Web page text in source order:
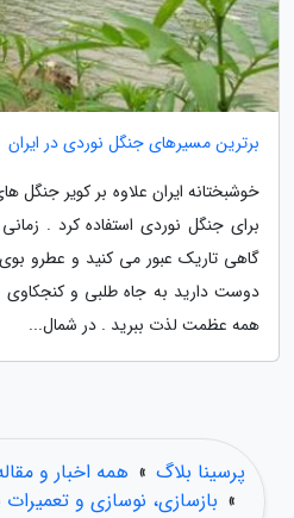
برترین مسیرهای جنگل نوردی در ایران
خوشبختانه ایران علاوه بر کویر جنگل
برای جنگل نوردی استفاده کرد .
گاهی تاریک عبور می کنید و عطرو
دوست دارید به جاه طلبی و کنجکاوی
همه عظمت لذت ببرید . در شمال...
پرسینا بلاگ » همه اخبار و
» بازسازی، نوسازی و